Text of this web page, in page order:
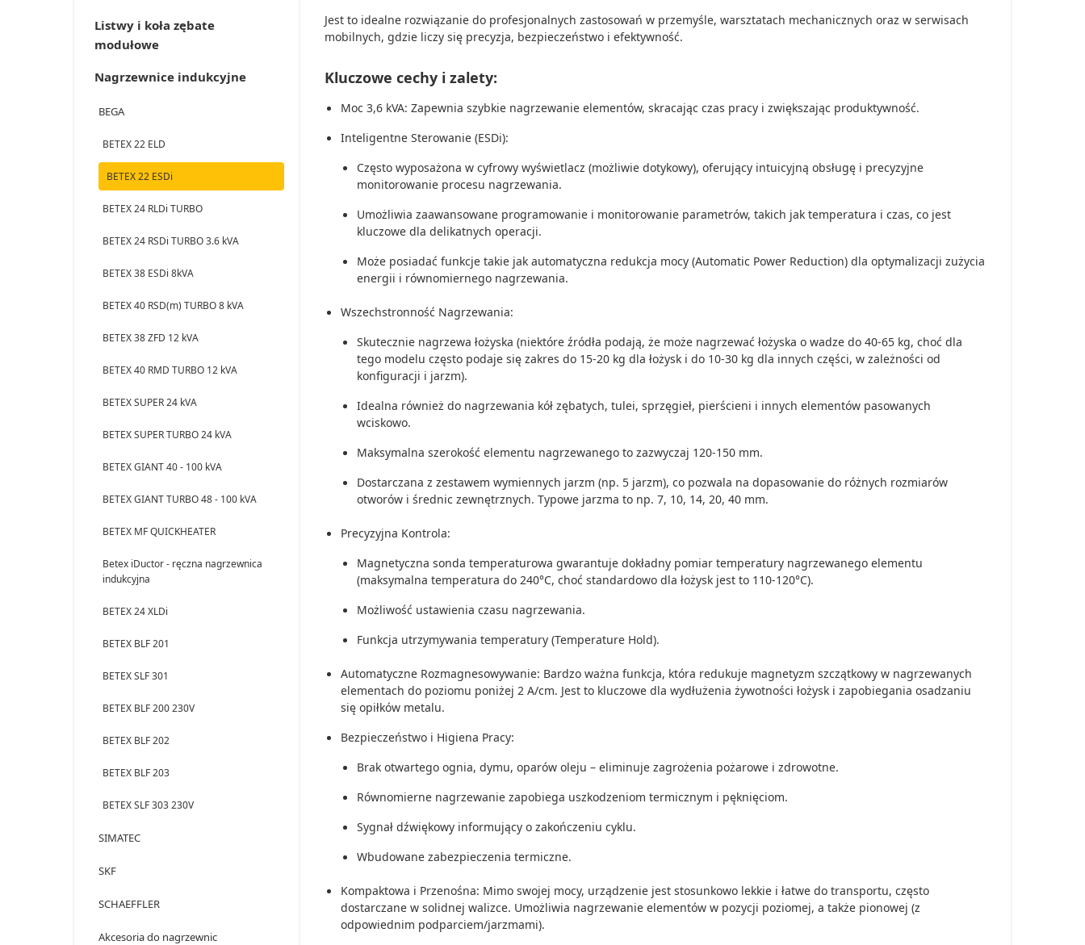
Listwy i koła zębate
modułowe
Nagrzewnice indukcyjne
BEGA
BETEX 22 ELD
BETEX 22 ESDi
BETEX 24 RLDi TURBO
BETEX 24 RSDi TURBO 3.6 kVA
BETEX 38 ESDi 8kVA
BETEX 40 RSD(m) TURBO 8 kVA
BETEX 38 ZFD 12 kVA
BETEX 40 RMD TURBO 12 kVA
BETEX SUPER 24 kVA
BETEX SUPER TURBO 24 kVA
BETEX GIANT 40 - 100 kVA
BETEX GIANT TURBO 48 - 100 kVA
BETEX MF QUICKHEATER
Betex iDuctor - ręczna nagrzewnica
indukcyjna
BETEX 24 XLDi
BETEX BLF 201
BETEX SLF 301
BETEX BLF 200 230V
BETEX BLF 202
BETEX BLF 203
BETEX SLF 303 230V
SIMATEC
SKF
SCHAEFFLER
Akcesoria do nagrzewnic
Jest to idealne rozwiązanie do profesjonalnych zastosowań w przemyśle, warsztatach mechanicznych oraz w serwisach
mobilnych, gdzie liczy się precyzja, bezpieczeństwo i efektywność.
Kluczowe cechy i zalety:
Moc 3,6 kVA: Zapewnia szybkie nagrzewanie elementów, skracając czas pracy i zwiększając produktywność.
Inteligentne Sterowanie (ESDi):
Często wyposażona w cyfrowy wyświetlacz (możliwie dotykowy), oferujący intuicyjną obsługę i precyzyjne
monitorowanie procesu nagrzewania.
Umożliwia zaawansowane programowanie i monitorowanie parametrów, takich jak temperatura i czas, co jest
kluczowe dla delikatnych operacji.
Może posiadać funkcje takie jak automatyczna redukcja mocy (Automatic Power Reduction) dla optymalizacji zużycia
energii i równomiernego nagrzewania.
Wszechstronność Nagrzewania:
Skutecznie nagrzewa łożyska (niektóre źródła podają, że może nagrzewać łożyska o wadze do 40-65 kg, choć dla
tego modelu często podaje się zakres do 15-20 kg dla łożysk i do 10-30 kg dla innych części, w zależności od
konfiguracji i jarzm).
Idealna również do nagrzewania kół zębatych, tulei, sprzęgieł, pierścieni i innych elementów pasowanych
wciskowo.
Maksymalna szerokość elementu nagrzewanego to zazwyczaj 120-150 mm.
Dostarczana z zestawem wymiennych jarzm (np. 5 jarzm), co pozwala na dopasowanie do różnych rozmiarów
otworów i średnic zewnętrznych. Typowe jarzma to np. 7, 10, 14, 20, 40 mm.
Precyzyjna Kontrola:
Magnetyczna sonda temperaturowa gwarantuje dokładny pomiar temperatury nagrzewanego elementu
(maksymalna temperatura do 240°C, choć standardowo dla łożysk jest to 110-120°C).
Możliwość ustawienia czasu nagrzewania.
Funkcja utrzymywania temperatury (Temperature Hold).
Automatyczne Rozmagnesowywanie: Bardzo ważna funkcja, która redukuje magnetyzm szczątkowy w nagrzewanych
elementach do poziomu poniżej 2 A/cm. Jest to kluczowe dla wydłużenia żywotności łożysk i zapobiegania osadzaniu
się opiłków metalu.
Bezpieczeństwo i Higiena Pracy:
Brak otwartego ognia, dymu, oparów oleju – eliminuje zagrożenia pożarowe i zdrowotne.
Równomierne nagrzewanie zapobiega uszkodzeniom termicznym i pęknięciom.
Sygnał dźwiękowy informujący o zakończeniu cyklu.
Wbudowane zabezpieczenia termiczne.
Kompaktowa i Przenośna: Mimo swojej mocy, urządzenie jest stosunkowo lekkie i łatwe do transportu, często
dostarczane w solidnej walizce. Umożliwia nagrzewanie elementów w pozycji poziomej, a także pionowej (z
odpowiednim podparciem/jarzmami).